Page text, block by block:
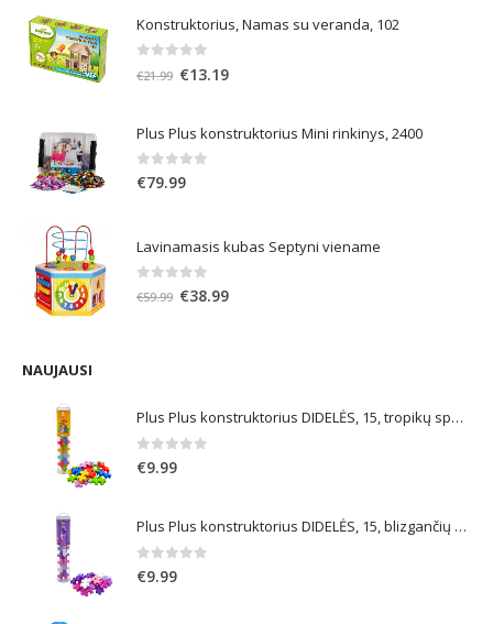
Konstruktorius, Namas su veranda, 102
out of 5
€21.99 Original
€21.99.
€13.19Current
€13.19.
Plus Plus konstruktorius Mini rinkinys, 2400
0out of 5
€79.99
Lavinamasis kubas Septyni viename
out of 5
€59.99 Original
€38.99Current
NAUJAUSI
Plus Plus konstruktorius DIDELĖS, 15, tropikų spalvos
0out of 5
€9.99
Plus Plus konstruktorius DIDELĖS, 15, blizgančių spalvų
0 out of 5
€9.99